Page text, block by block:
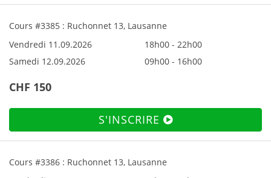
Cours #3385 : Ruchonnet 13, Lausanne
Vendredi 11.09.2026
18h00 - 22h00
Samedi 12.09.2026
09h00 - 16h00
CHF 150
S'INSCRIRE
Cours #3386 : Ruchonnet 13, Lausanne